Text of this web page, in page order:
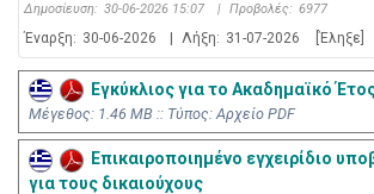
Δημοσίευση: 30-06-2026 15:07 | Προβολές: 6977
Έναρξη: 30-06-2026 Λήξη: 31-07-2026 [Έληξε]
Εγκύκλιος για το Ακαδημαϊκό
Mέγεθος: 1.46 MB :: Τύπος: Αρχείο PDF
Επικαιροποιημένο εγχειρίδιο
για τους δικαιούχους